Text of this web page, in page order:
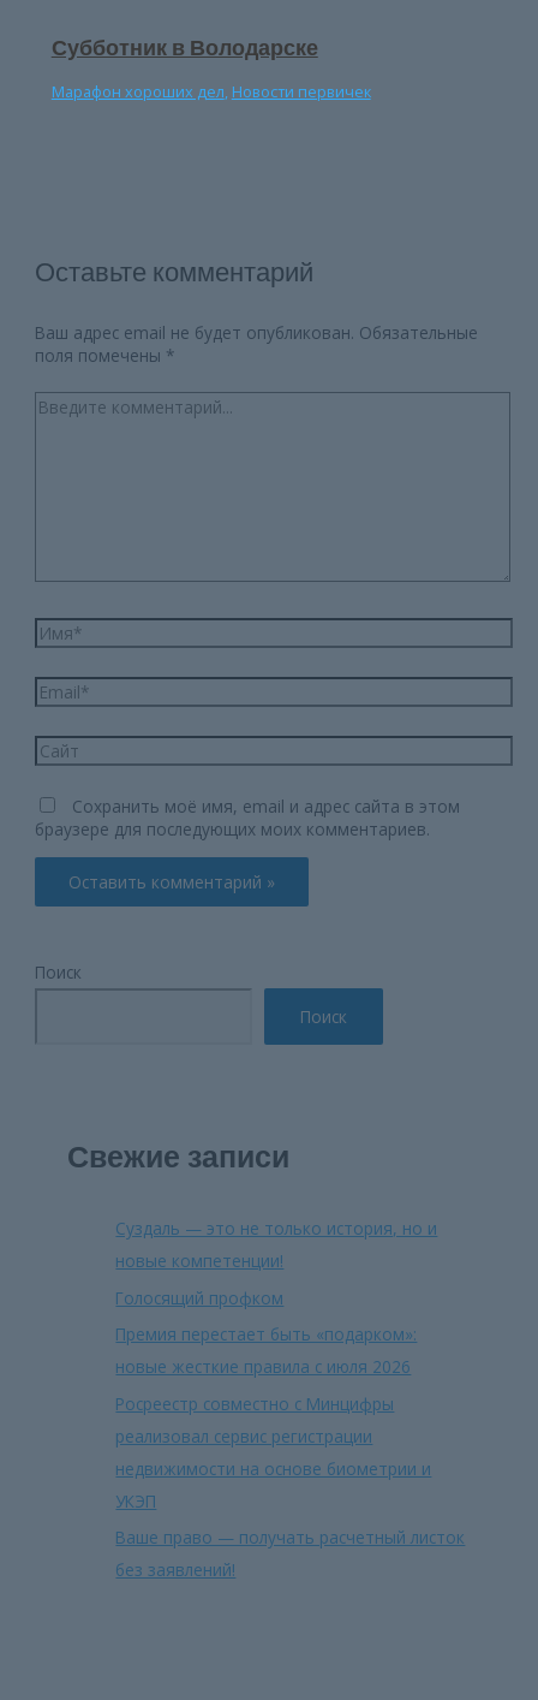
Субботник в Володарске
Марафон хороших дел, Новости первичек
Оставьте комментарий
Ваш адрес email не будет опубликован. Обязательные
поля помечены *
Введите
комментарий...
Имя*
Email*
Сайт
Сохранить моё имя, email и адрес сайта в этом
браузере для последующих моих комментариев.
Поиск
Поиск
Свежие записи
Суздаль — это не только история, но и
новые компетенции!
Голосящий профком
Премия перестает быть «подарком»:
новые жесткие правила с июля 2026
Росреестр совместно с Минцифры
реализовал сервис регистрации
недвижимости на основе биометрии и
УКЭП
Ваше право — получать расчетный листок
без заявлений!